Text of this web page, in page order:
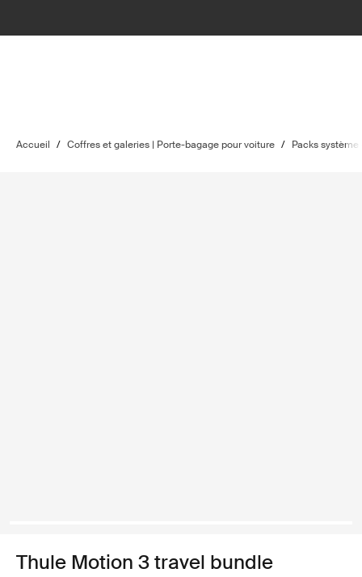
Accueil / Coffres et galeries | Porte-bagage pour voiture / Packs
Thule Motion 3 travel bundle